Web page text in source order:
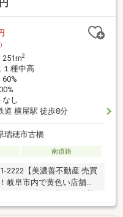
251m2
１種中高
60%
なし
道 横屋駅 徒歩8分
瑞穂市古橋
南道路
【美濃善不動産 売買
岐阜市内で黄色い店舗・
の不動産エキスパート！